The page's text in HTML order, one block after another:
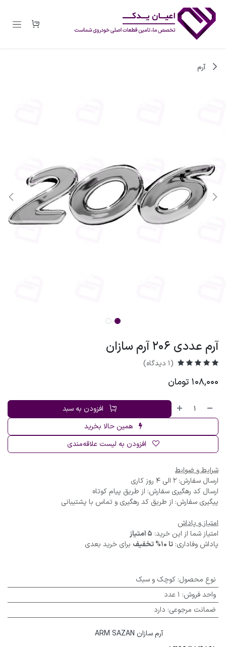
آرم
آرم عددی 206 آرم سازان
(1 دیدگاه)
108,000 تومان
افزودن به سبد
همین حالا بخرید
افزودن به لیست علاقه‌مندی
شرایط و ضوابط
ارسال سفارش: 2 الی 4 روز کاری
ارسال کد رهگیری سفارش: از طریق پیام کوتاه
پیگیری سفارش: از طریق کد رهگیری و تماس با پشتیبانی
امتیاز و پاداش
امتیاز شما از این خرید: 5 امتیاز
پاداش وفاداری: تا 10% تخفیف برای خرید بعدی
نوع محصول: کوچک و سبک
واحد فروش: 1 عدد
ضمانت مرجوعی: دارد
آرم سازان ARM SAZAN